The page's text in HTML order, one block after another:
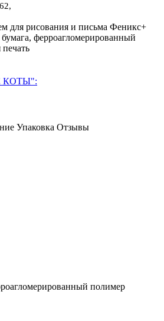
для рисования и письма Феникс+
ферроагломерированный
КОТЫ":
Упаковка Отзывы
полимер